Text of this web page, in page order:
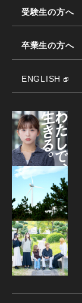
受験生の方へ
卒業生の方へ
ENGLISH